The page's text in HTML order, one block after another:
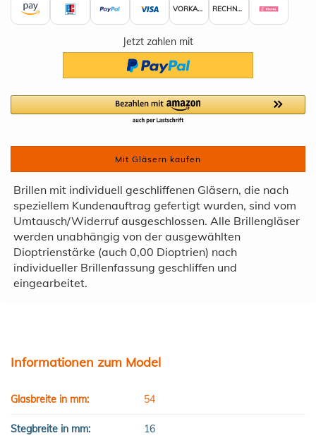
VORKASSE RECHNUNG
Jetzt zahlen mit
Mit Gläsern kaufen
Brillen mit individuell geschliffenen Gläsern, die nach
speziellem Kundenauftrag gefertigt wurden, sind vom
Umtausch/Widerruf ausgeschlossen. Alle Brillengläser
werden unabhängig von der ausgewählten
Dioptrienstärke (auch 0,00 Dioptrien) nach
individueller Brillenfassung geschliffen und
eingearbeitet.
Informationen zum Model
Glasbreite in mm: 54
Stegbreite in mm: 16